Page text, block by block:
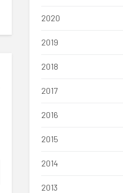
2020
2019
2018
2017
2016
2015
2014
2013